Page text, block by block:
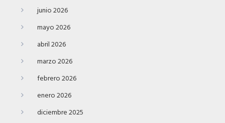
junio 2026
mayo 2026
abril 2026
marzo 2026
febrero 2026
enero 2026
diciembre 2025